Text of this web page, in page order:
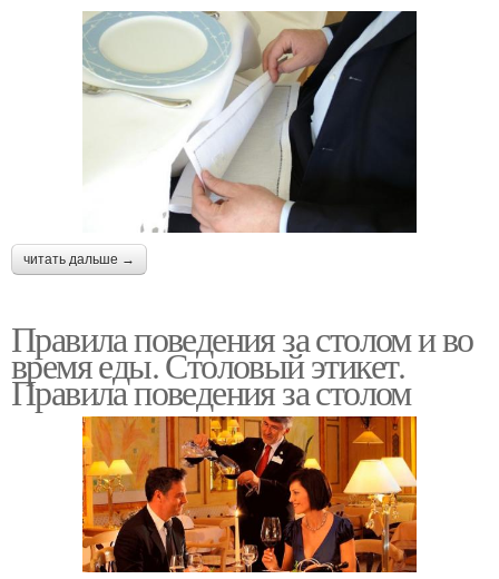
читать дальше →
Правила поведения за столом и во
время еды. Столовый этикет.
Правила поведения за столом